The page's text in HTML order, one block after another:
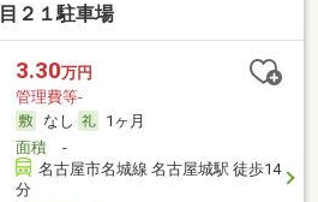
２１駐車場
3.30万円
管理費等-
なし
1ヶ月
面積-
名古屋市名城線 名古屋城駅 徒歩14
分